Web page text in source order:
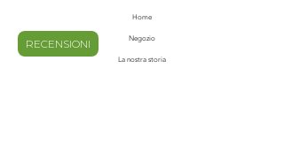
Home
Negozio
La nostra storia
RECENSIONI